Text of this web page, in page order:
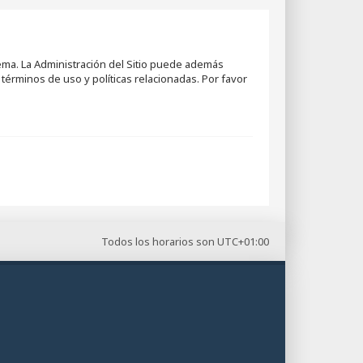
La Administración del Sitio puede además
de uso y políticas relacionadas. Por favor
Todos los horarios son UTC+01:00